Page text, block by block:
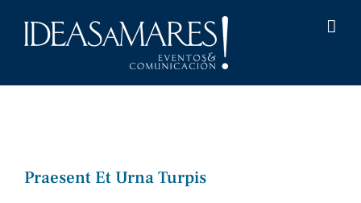
Praesent Et Urna Turpis